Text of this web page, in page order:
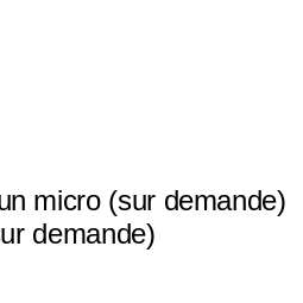
micro (sur demande)
demande)